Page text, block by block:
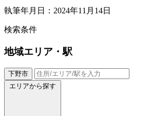
執筆年月日：2024年11月14日
検索条件
地域エリア・駅
下野市
エリアから探す